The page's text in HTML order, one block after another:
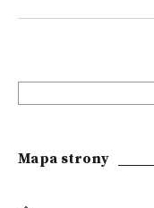
Mapa strony